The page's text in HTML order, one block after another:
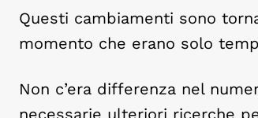
Questi cambiamenti sono
momento che erano solo
Non c’era differenza nel